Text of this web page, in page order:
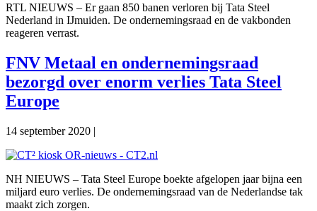
RTL NIEUWS – Er gaan 850 banen verloren bij Tata Steel
Nederland in IJmuiden. De ondernemingsraad en de vakbonden
reageren verrast.
FNV Metaal en ondernemingsraad
bezorgd over enorm verlies Tata Steel
Europe
14 september 2020 |
NH NIEUWS – Tata Steel Europe boekte afgelopen jaar bijna een
miljard euro verlies. De ondernemingsraad van de Nederlandse tak
maakt zich zorgen.